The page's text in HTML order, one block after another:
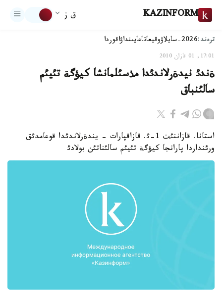
KAZINFORM ق ز
ترەند:2026-سايلاۋ وقيعاتاعايىنداۋاقوردا
17:01, 01 قازان 2010
ةندئ نيدةرلاندئدا مذسئلمانشا كيؤگة تئيئم
سالئنباق
استانا. قازاننئث 1-ئ. قازاقپارات - يندةرلاندئدا قوعامدئق
ورئنداردا پارانجا كيؤگة تئيئم سالئناتئن بولادئ